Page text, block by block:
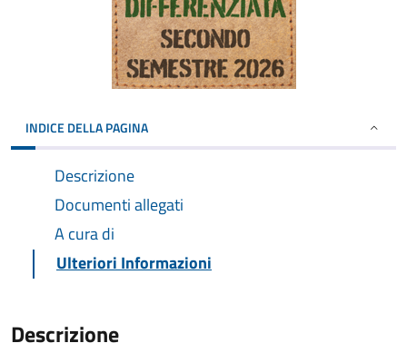
INDICE DELLA PAGINA
Descrizione
Documenti allegati
A cura di
Ulteriori Informazioni
Descrizione